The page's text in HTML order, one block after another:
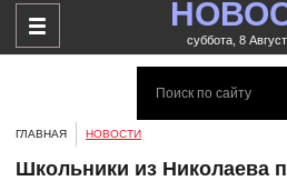
суббота, 8
ГЛАВНАЯ НОВОСТИ
Школьники из Николаева